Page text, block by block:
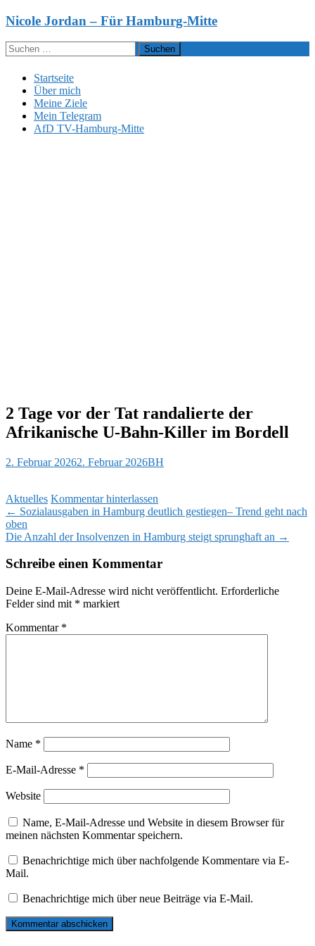
Zum
springen
Nicole Jordan – Für Hamburg-Mitte
Suchen
nach:
Startseite
Über mich
Meine Ziele
Mein Telegram
AfD TV-Hamburg-Mitte
2 Tage vor der Tat randalierte der
Afrikanische U-Bahn-Killer im Bordell
2. Februar 20262. Februar 2026BH
Aktuelles Kommentar hinterlassen
Beitragsnavigation
← Sozialausgaben in Hamburg deutlich gestiegen– Trend geht nach
oben
Die Anzahl der Insolvenzen in Hamburg steigt sprunghaft an →
Schreibe einen Kommentar
Deine E-Mail-Adresse wird nicht veröffentlicht. Erforderliche
Felder sind mit * markiert
Kommentar *
Name *
E-Mail-Adresse *
Website
Name, E-Mail-Adresse und Website in diesem Browser für
meinen nächsten Kommentar speichern.
Benachrichtige mich über nachfolgende Kommentare via E-
Mail.
Benachrichtige mich über neue Beiträge via E-Mail.